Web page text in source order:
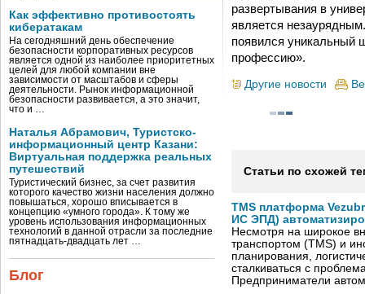
Как эффективно противостоять
кибератакам
На сегодняшний день обеспечение
безопасности корпоративных ресурсов
является одной из наиболее приоритетных
целей для любой компании вне
зависимости от масштабов и сферы
деятельности. Рынок информационной
безопасности развивается, а это значит,
что и …
Наталья Абрамович, Туристско-
информационный центр Казани:
Виртуальная поддержка реальных
путешествий
Туристический бизнес, за счет развития
которого качество жизни населения должно
повышаться, хорошо вписывается в
концепцию «умного города». К тому же
уровень использования информационных
технологий в данной отрасли за последние
пятнадцать-двадцать лет …
Блог
развертывания в
является
появился уникальный
профессию».
Другие новости
Статьи по схожей
TMS платформа
ИС ЭПД)
Несмотря на широкое
транспортом (TMS) и
планирования,
сталкиваться с
Предприниматели